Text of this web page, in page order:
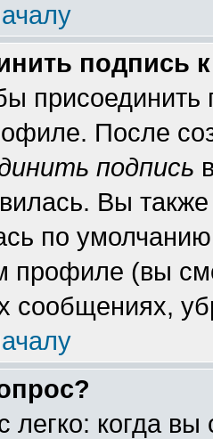
подпись
После
подпись
Вы
по
профиле (вы
сообщениях,
легко: когда